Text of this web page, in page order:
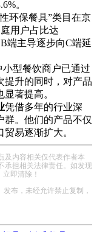
。
环保餐具”类目在京
用户占比达
端主导逐步向C端延
型餐饮商户已通过
提升的同时，对产品
著提高。
凭借多年的行业深
群。他们的产品不仅
易逐渐扩大。
及内容相关仅代表作者本
承担相关法律责任。如发现
即清除！
发布，未经允许禁止复制，